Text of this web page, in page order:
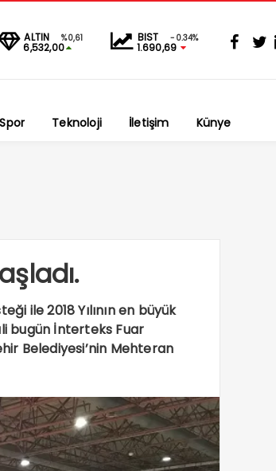
ALTIN %0,61
6,532,00
BIST -0.34%
1.690,69
Spor Teknoloji İletişim Künye
ile 2018 Yılının en büyük
bugün İnterteks Fuar
Belediyesi’nin Mehteran